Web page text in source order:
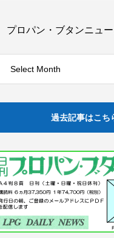
プロパン・ブタンニュ
過去記事はこち